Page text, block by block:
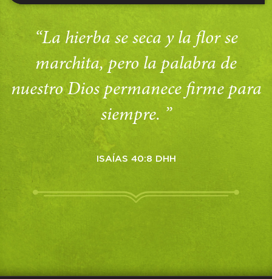
“La hierba se seca y la flor se
marchita, pero la palabra de
nuestro Dios permanece firme para
siempre. ”
ISAÍAS 40:8 DHH